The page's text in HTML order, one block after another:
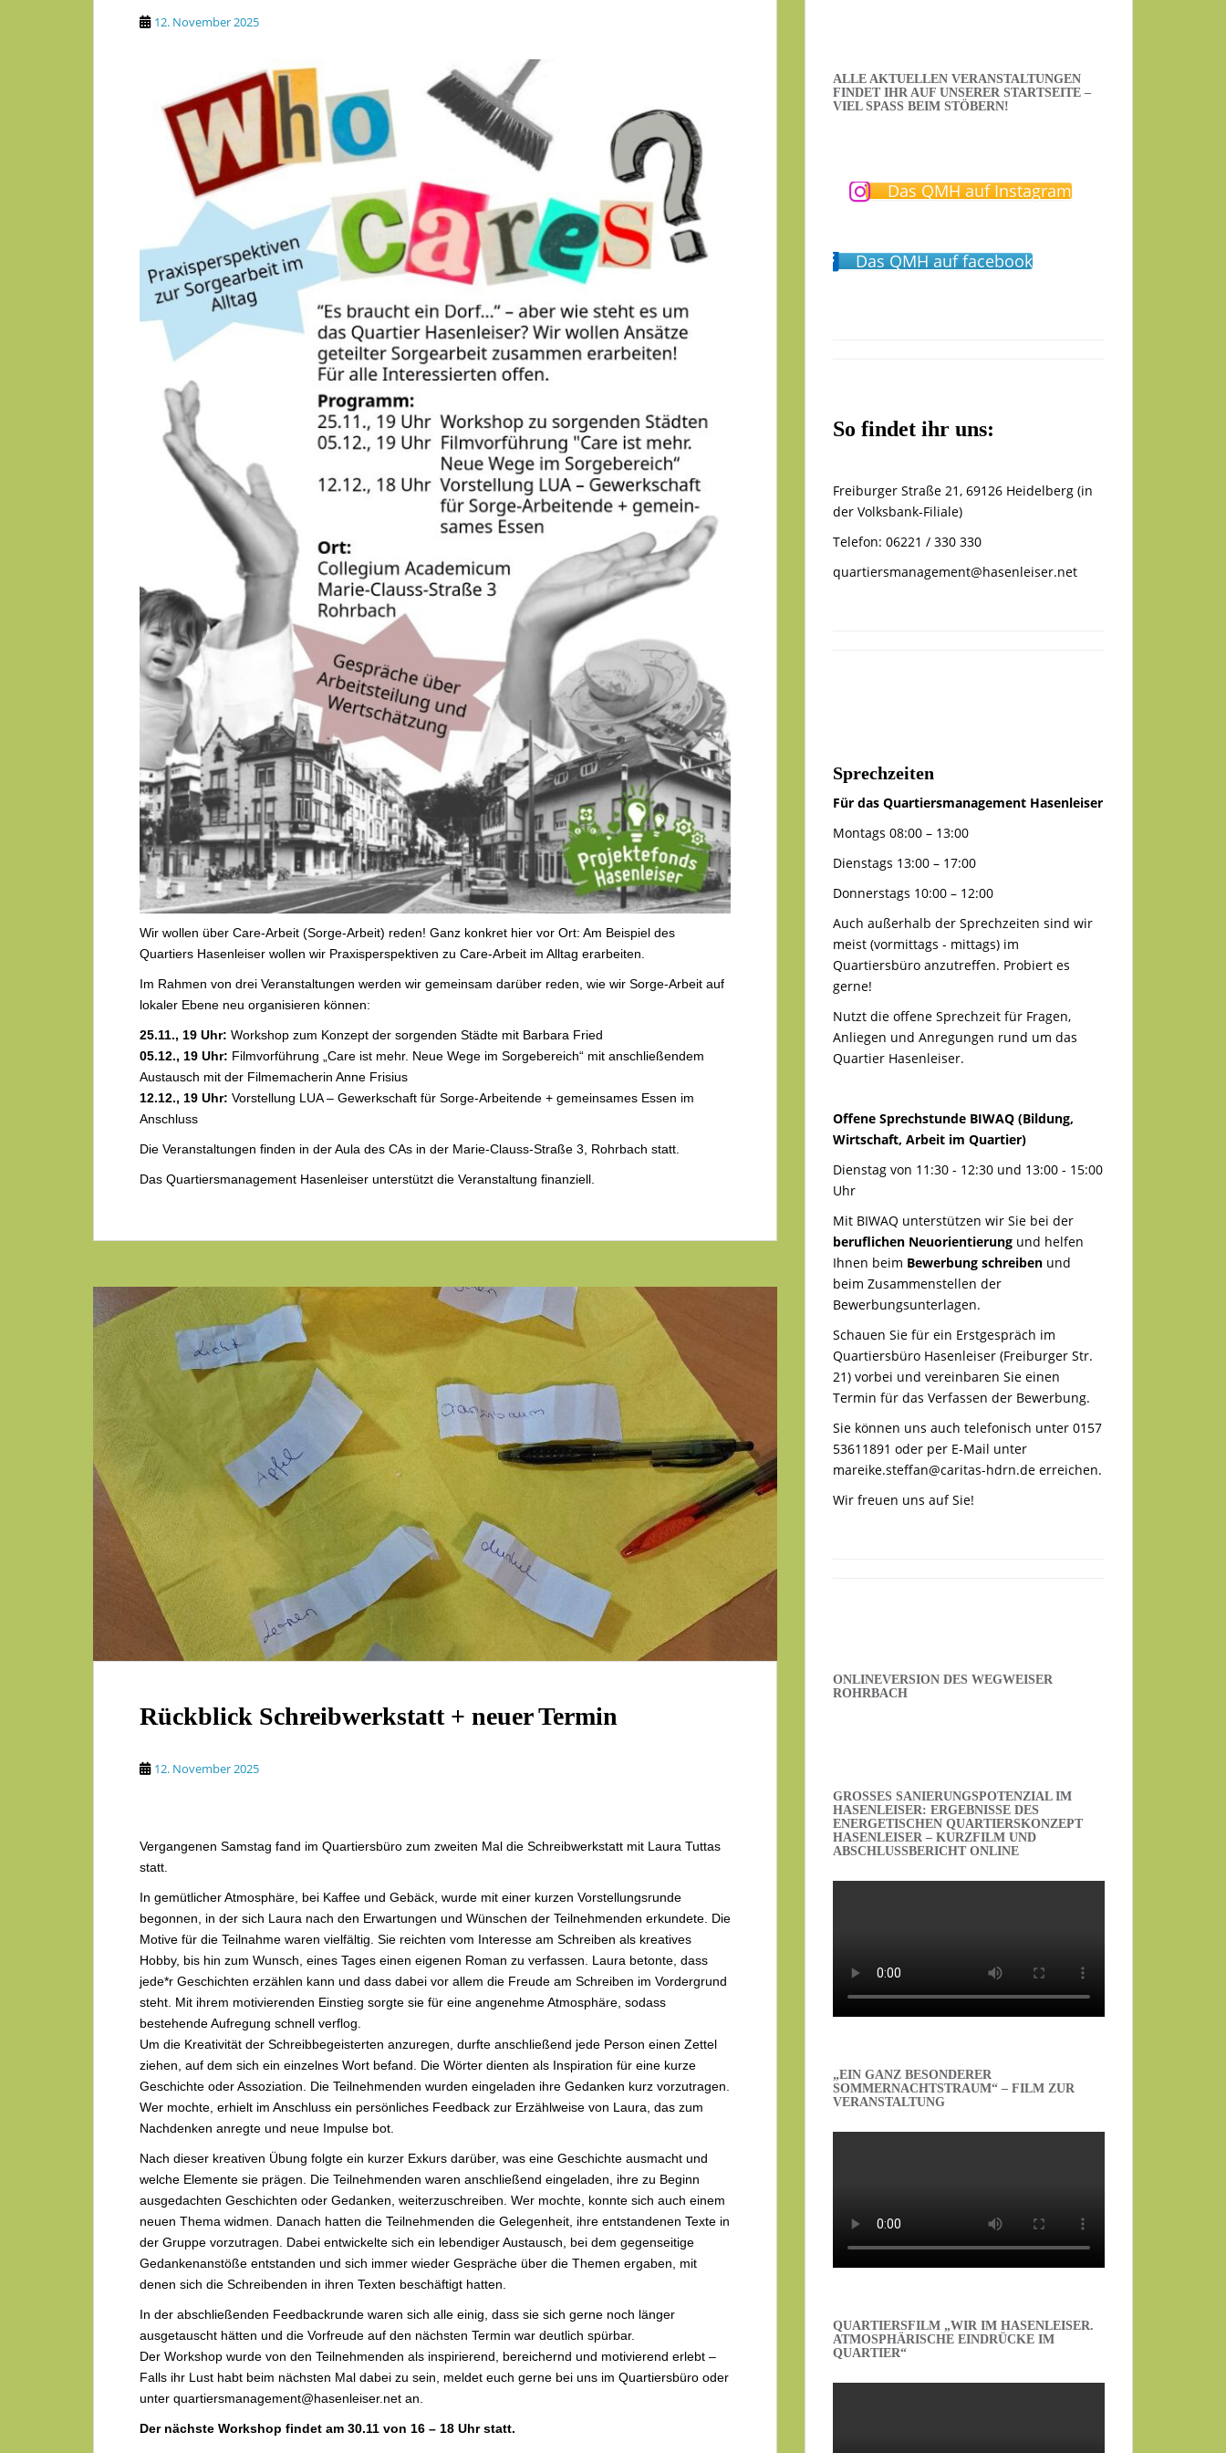
12. November 2025
Wir wollen über Care-Arbeit (Sorge-Arbeit) reden! Ganz konkret hier vor Ort: Am Beispiel des
Quartiers Hasenleiser wollen wir Praxisperspektiven zu Care-Arbeit im Alltag erarbeiten.
Im Rahmen von drei Veranstaltungen werden wir gemeinsam darüber reden, wie wir Sorge-Arbeit auf
lokaler Ebene neu organisieren können:
25.11., 19 Uhr: Workshop zum Konzept der sorgenden Städte mit Barbara Fried
05.12., 19 Uhr: Filmvorführung „Care ist mehr. Neue Wege im Sorgebereich“ mit anschließendem
Austausch mit der Filmemacherin Anne Frisius
12.12., 19 Uhr: Vorstellung LUA – Gewerkschaft für Sorge-Arbeitende + gemeinsames Essen im
Anschluss
Die Veranstaltungen finden in der Aula des CAs in der Marie-Clauss-Straße 3, Rohrbach statt.
Das Quartiersmanagement Hasenleiser unterstützt die Veranstaltung finanziell.
Rückblick Schreibwerkstatt + neuer Termin
12. November 2025
Vergangenen Samstag fand im Quartiersbüro zum zweiten Mal die Schreibwerkstatt mit Laura Tuttas
statt.
In gemütlicher Atmosphäre, bei Kaffee und Gebäck, wurde mit einer kurzen Vorstellungsrunde
begonnen, in der sich Laura nach den Erwartungen und Wünschen der Teilnehmenden erkundete. Die
Motive für die Teilnahme waren vielfältig. Sie reichten vom Interesse am Schreiben als kreatives
Hobby, bis hin zum Wunsch, eines Tages einen eigenen Roman zu verfassen. Laura betonte, dass
jede*r Geschichten erzählen kann und dass dabei vor allem die Freude am Schreiben im Vordergrund
steht. Mit ihrem motivierenden Einstieg sorgte sie für eine angenehme Atmosphäre, sodass
bestehende Aufregung schnell verflog.
Um die Kreativität der Schreibbegeisterten anzuregen, durfte anschließend jede Person einen Zettel
ziehen, auf dem sich ein einzelnes Wort befand. Die Wörter dienten als Inspiration für eine kurze
Geschichte oder Assoziation. Die Teilnehmenden wurden eingeladen ihre Gedanken kurz vorzutragen.
Wer mochte, erhielt im Anschluss ein persönliches Feedback zur Erzählweise von Laura, das zum
Nachdenken anregte und neue Impulse bot.
Nach dieser kreativen Übung folgte ein kurzer Exkurs darüber, was eine Geschichte ausmacht und
welche Elemente sie prägen. Die Teilnehmenden waren anschließend eingeladen, ihre zu Beginn
ausgedachten Geschichten oder Gedanken, weiterzuschreiben. Wer mochte, konnte sich auch einem
neuen Thema widmen. Danach hatten die Teilnehmenden die Gelegenheit, ihre entstandenen Texte in
der Gruppe vorzutragen. Dabei entwickelte sich ein lebendiger Austausch, bei dem gegenseitige
Gedankenanstöße entstanden und sich immer wieder Gespräche über die Themen ergaben, mit
denen sich die Schreibenden in ihren Texten beschäftigt hatten.
In der abschließenden Feedbackrunde waren sich alle einig, dass sie sich gerne noch länger
ausgetauscht hätten und die Vorfreude auf den nächsten Termin war deutlich spürbar.
Der Workshop wurde von den Teilnehmenden als inspirierend, bereichernd und motivierend erlebt –
Falls ihr Lust habt beim nächsten Mal dabei zu sein, meldet euch gerne bei uns im Quartiersbüro oder
unter quartiersmanagement@hasenleiser.net an.
Der nächste Workshop findet am 30.11 von 16 – 18 Uhr statt.
ALLE AKTUELLEN VERANSTALTUNGEN
FINDET IHR AUF UNSERER STARTSEITE –
VIEL SPASS BEIM STÖBERN!
Das QMH auf Instagram
Das QMH auf facebook
So findet ihr uns:
Freiburger Straße 21, 69126 Heidelberg (in
der Volksbank-Filiale)
Telefon: 06221 / 330 330
quartiersmanagement@hasenleiser.net
Sprechzeiten
Für das Quartiersmanagement Hasenleiser
Montags 08:00 – 13:00
Dienstags 13:00 – 17:00
Donnerstags 10:00 – 12:00
Auch außerhalb der Sprechzeiten sind wir
meist (vormittags - mittags) im
Quartiersbüro anzutreffen. Probiert es
gerne!
Nutzt die offene Sprechzeit für Fragen,
Anliegen und Anregungen rund um das
Quartier Hasenleiser.
Offene Sprechstunde BIWAQ (Bildung,
Wirtschaft, Arbeit im Quartier)
Dienstag von 11:30 - 12:30 und 13:00 - 15:00
Uhr
Mit BIWAQ unterstützen wir Sie bei der
beruflichen Neuorientierung und helfen
Ihnen beim Bewerbung schreiben und
beim Zusammenstellen der
Bewerbungsunterlagen.
Schauen Sie für ein Erstgespräch im
Quartiersbüro Hasenleiser (Freiburger Str.
21) vorbei und vereinbaren Sie einen
Termin für das Verfassen der Bewerbung.
Sie können uns auch telefonisch unter 0157
53611891 oder per E-Mail unter
mareike.steffan@caritas-hdrn.de erreichen.
Wir freuen uns auf Sie!
ONLINEVERSION DES WEGWEISER
ROHRBACH
GROSSES SANIERUNGSPOTENZIAL IM H
ASENLEISER: ERGEBNISSE DES E
NERGETISCHEN QUARTIERSKONZEPT H
ASENLEISER – KURZFILM UND A
BSCHLUSSBERICHT ONLINE
„EIN GANZ BESONDERER
SOMMERNACHTSTRAUM“ – FILM ZUR
VERANSTALTUNG
QUARTIERSFILM „WIR IM HASENLEISER.
ATMOSPHÄRISCHE EINDRÜCKE IM
QUARTIER“